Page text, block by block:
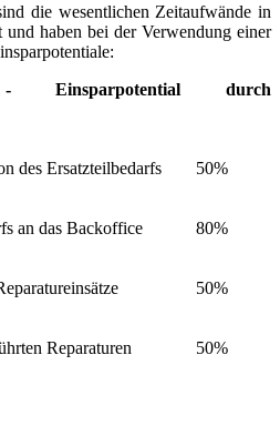
die wesentlichen Zeitaufwände in
und haben bei der Verwendung einer
- Einsparpotential durch
des Ersatzteilbedarfs 50%
an das Backoffice 80%
50%
Reparaturen 50%